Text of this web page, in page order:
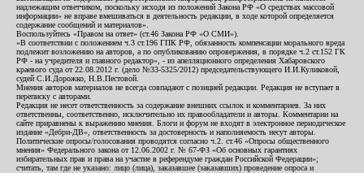
надлежащим ответчиком, поскольку исходя из положений Закона РФ «О средствах массовой
информации» не вправе вмешиваться в деятельность редакции, в ходе которой определяется
содержание сообщений и материалов».
Воспользуйтесь «Правом на ответ» (ст.46 Закона РФ «О СМИ»).
«В соответствии с положением ч.3 ст.196 ГПК РФ, обязанность компенсации морального вреда
подлежит возложению на авторов, а по опубликованию опровержения, в порядке ч.2 ст.152 ГК
РФ - на учредителя и главного редактор», - из апелляционного определения Хабаровского
краевого суда от 22.08.2012 г. (дело №33-5325/2012) председательствующего И.И.Куликовой,
судей С.И.Дорожко, Н.В.Пестовой.
Мнения авторов материалов не всегда совпадают с позицией редакции. Редакция не вступает в
переписку с авторами.
Редакция не несет ответственность за содержание внешних ссылок и комментариев. За них
ответственны, соответственно, исключительно их правообладатели и авторы. Комментарии на
сайте приравнены к выражению мнения. Блоги и форум не входят в электронное периодическое
издание «Дебри-ДВ», ответственность за достоверность и наполняемость несут авторы.
Политические опросы/голосования проводятся согласно ч.2. ст.46 «Опросы общественного
мнения» Федерального закона от 12.06.2002 г. № 67-ФЗ «Об основных гарантиях
избирательных прав и права на участие в референдуме граждан Российской Федерации»;
считать, там где не указано: лицо (лица), заказавшее (заказавших) проведение опроса и